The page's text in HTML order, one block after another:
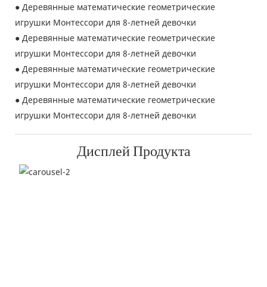
● Деревянные математические геометрические
игрушки Монтессори для 8-летней девочки
● Деревянные математические геометрические
игрушки Монтессори для 8-летней девочки
● Деревянные математические геометрические
игрушки Монтессори для 8-летней девочки
● Деревянные математические геометрические
игрушки Монтессори для 8-летней девочки
Дисплей Продукта